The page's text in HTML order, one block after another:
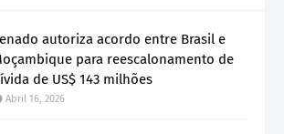
autoriza acordo entre Brasil e
para reescalonamento de
de US$ 143 milhões
Abril 16, 2026